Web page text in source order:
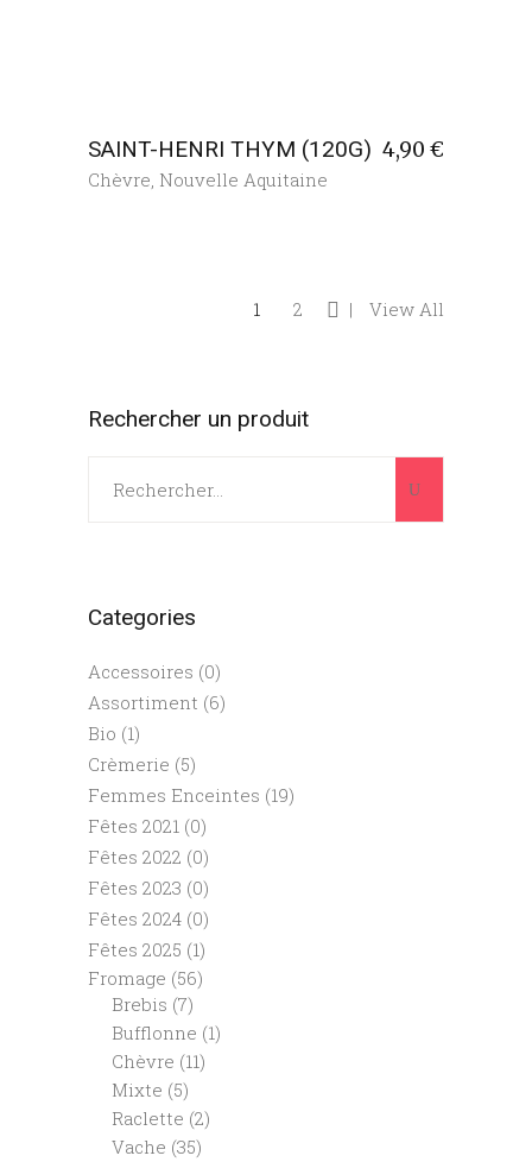
SAINT-HENRI THYM (120G) 4,90 €
Chèvre Nouvelle Aquitaine
1 2 View All
Rechercher un produit
for:
Categories
Accessoires (0)
Assortiment (6)
Bio (1)
Crèmerie (5)
Femmes Enceintes (19)
Fêtes 2021 (0)
Fêtes 2022 (0)
Fêtes 2023 (0)
Fêtes 2024 (0)
Fêtes 2025 (1)
Fromage (56)
Brebis (7)
Bufflonne (1)
Chèvre (11)
Mixte (5)
Raclette (2)
Vache (35)